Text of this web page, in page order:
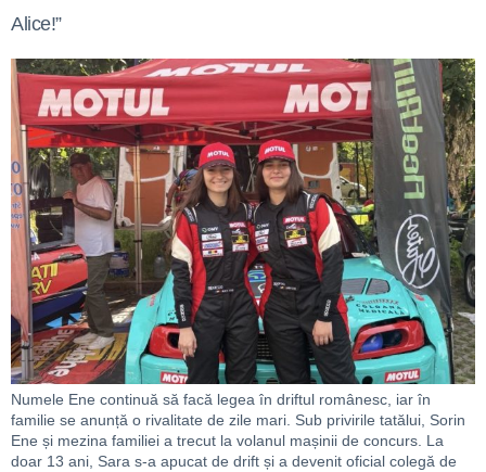
Alice!”
Numele Ene continuă să facă legea în driftul românesc, iar în
familie se anunță o rivalitate de zile mari. Sub privirile tatălui, Sorin
Ene și mezina familiei a trecut la volanul mașinii de concurs. La
doar 13 ani, Sara s-a apucat de drift și a devenit oficial colegă de